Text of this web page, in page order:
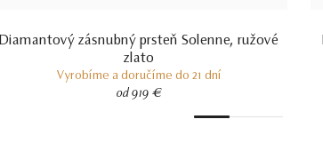
Diamantový zásnubný prsteň Solenne, ružové
zlato
Vyrobíme a doručíme do 21 dní
od 919 €